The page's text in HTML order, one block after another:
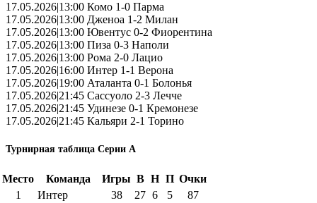
17.05.2026|13:00 Комо 1-0 Парма
17.05.2026|13:00 Дженоа 1-2 Милан
17.05.2026|13:00 Ювентус 0-2 Фиорентина
17.05.2026|13:00 Пиза 0-3 Наполи
17.05.2026|13:00 Рома 2-0 Лацио
17.05.2026|16:00 Интер 1-1 Верона
17.05.2026|19:00 Аталанта 0-1 Болонья
17.05.2026|21:45 Сассуоло 2-3 Лечче
17.05.2026|21:45 Удинезе 0-1 Кремонезе
17.05.2026|21:45 Кальяри 2-1 Торино
Турнирная таблица Серии А
Место Команда Игры В Н П Очки
1
Интер 38 27 6 5
87